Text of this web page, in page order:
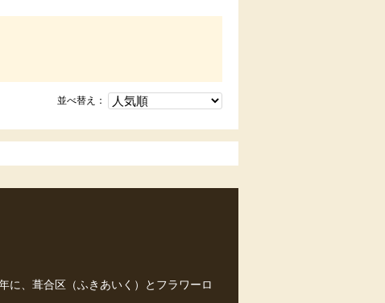
並べ替え：
に、葺合区（ふきあいく）とフラワーロ